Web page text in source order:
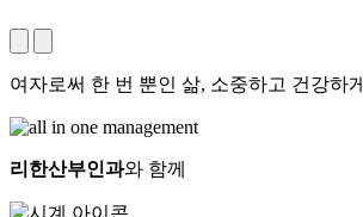
여자로써 한 번 뿐인 삶, 소중하고 건강하게
리한산부인과와 함께